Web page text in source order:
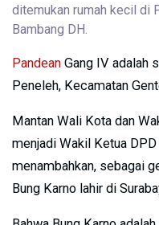
ditemukan rumah kecil di
Bambang DH.
Pandean Gang IV adalah
Peneleh, Kecamatan
Mantan Wali Kota dan
menjadi Wakil Ketua
menambahkan, sebagai
Bung Karno lahir di